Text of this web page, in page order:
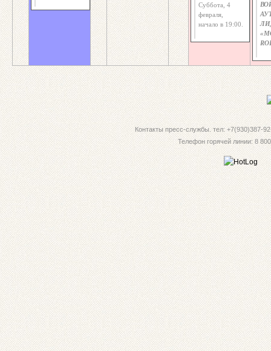
Суббота, 4
февраля,
начало в 19:00.
Контакты пресс-службы. тел: +7(930)387-
Телефон горячей линии: 8